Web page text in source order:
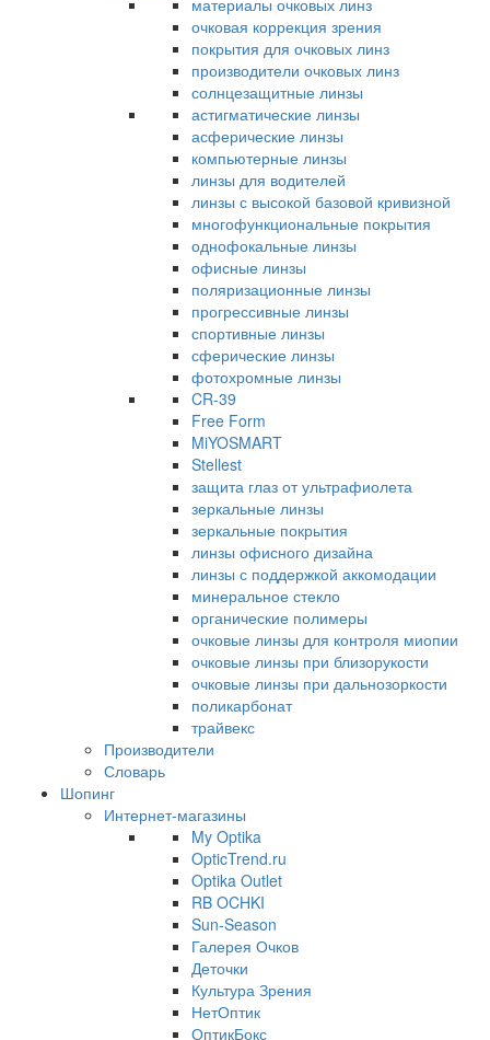
материалы очковых линз
очковая коррекция зрения
покрытия для очковых линз
производители очковых линз
солнцезащитные линзы
астигматические линзы
асферические линзы
компьютерные линзы
линзы для водителей
линзы с высокой базовой кривизной
многофункциональные покрытия
однофокальные линзы
офисные линзы
поляризационные линзы
прогрессивные линзы
спортивные линзы
сферические линзы
фотохромные линзы
CR-39
Free Form
MiYOSMART
Stellest
защита глаз от ультрафиолета
зеркальные линзы
зеркальные покрытия
линзы офисного дизайна
линзы с поддержкой аккомодации
минеральное стекло
органические полимеры
очковые линзы для контроля миопии
очковые линзы при близорукости
очковые линзы при дальнозоркости
поликарбонат
трайвекс
Производители
Словарь
Шопинг
Интернет-магазины
My Optika
OpticTrend.ru
Optika Outlet
RB OCHKI
Sun-Season
Галерея Очков
Деточки
Культура Зрения
НетОптик
ОптикБокс